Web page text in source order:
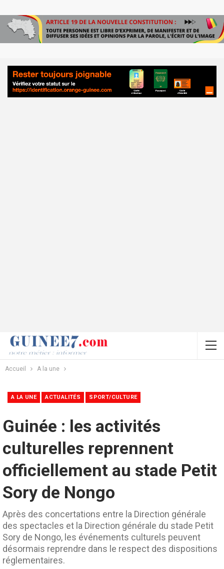
Accueil A la une
A LA UNE ACTUALITÉS SPORT/CULTURE
Guinée : les activités
culturelles reprennent
officiellement au stade Petit
Sory de Nongo
Après des concertations entre la Direction générale
des spectacles et la Direction générale du stade Petit
Sory de Nongo, les événements culturels peuvent
désormais reprendre dans le respect des dispositions
réglementaires.